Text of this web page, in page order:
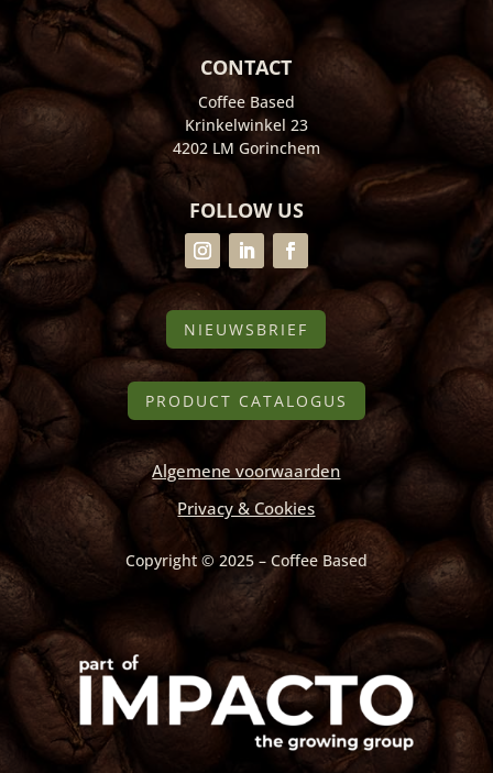
CONTACT
Coffee Based
Krinkelwinkel 23
4202 LM Gorinchem
FOLLOW US
NIEUWSBRIEF
PRODUCT CATALOGUS
Algemene voorwaarden
Privacy & Cookies
Copyright © 2025 – Coffee Based